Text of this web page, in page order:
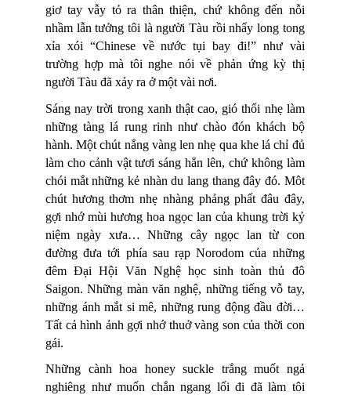
giơ tay vẫy tỏ ra thân thiện, chứ không đến nỗi
nhầm lẫn tưởng tôi là người Tàu rồi nhẩy long tong
xỉa xói “Chinese về nước tụi bay đi!” như vài
trường hợp mà tôi nghe nói về phản ứng kỳ thị
người Tàu đã xảy ra ở một vài nơi.
Sáng nay trời trong xanh thật cao, gió thổi nhẹ làm
những tàng lá rung rinh như chào đón khách bộ
hành. Một chút nắng vàng len nhẹ qua khe lá chỉ đủ
làm cho cảnh vật tươi sáng hẳn lên, chứ không làm
chói mắt những kẻ nhàn du lang thang đây đó. Môt
chút hương thơm nhẹ nhàng phảng phất đâu đây,
gợi nhớ mùi hương hoa ngọc lan của khung trời kỷ
niệm ngày xưa… Những cây ngọc lan từ con
đường đưa tới phía sau rạp Norodom của những
đêm Đại Hội Văn Nghệ học sinh toàn thủ đô
Saigon. Những màn văn nghệ, những tiếng vỗ tay,
những ánh mắt si mê, những rung động đầu đời…
Tất cả hình ảnh gợi nhớ thuở vàng son của thời con
gái.
Những cành hoa honey suckle trắng muốt ngả
nghiêng như muốn chắn ngang lối đi đã làm tôi